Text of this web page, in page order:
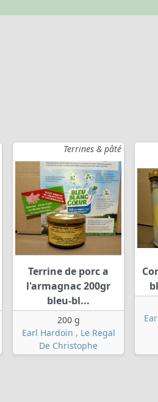
Terrines & pâté
Terrine de porc a
l'armagnac 200gr
bleu-bl...
200 g
Earl Hardoin , Le Regal
De Christophe